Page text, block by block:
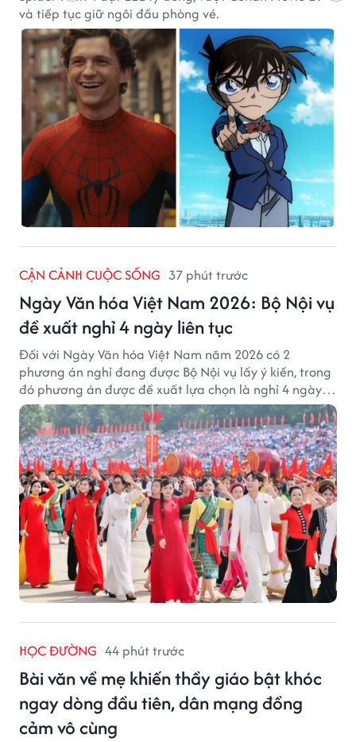
và tiếp tục giữ ngôi đầu phòng vé.
CẬN CẢNH CUỘC SỐNG 37 phút trước
Ngày Văn hóa Việt Nam 2026: Bộ Nội vụ
đề xuất nghỉ 4 ngày liên tục
Đối với Ngày Văn hóa Việt Nam năm 2026 có 2
phương án nghỉ đang được Bộ Nội vụ lấy ý kiến, trong
đó phương án được đề xuất lựa chọn là nghỉ 4 ngày
liên tục từ 21/11 đến 24/11, đồng thời hoán đổi 1 ngày
làm việc sang thứ Bảy (28/11).
HỌC ĐƯỜNG 44 phút trước
Bài văn về mẹ khiến thầy giáo bật khóc
ngay dòng đầu tiên, dân mạng đồng
cảm vô cùng